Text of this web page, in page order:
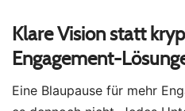
Klare Vision statt
Engagement-
Eine Blaupause für mehr